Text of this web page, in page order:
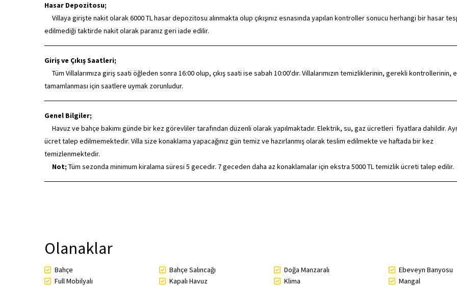
Hasar Depozitosu;
Villaya girişte nakit olarak 6000 TL hasar depozitosu alınmakta olup çıkışınız esnasında yapılan kontroller sonucu herhangi bir hasar
edilmediği taktirde nakit olarak paranız geri iade edilir.
Giriş ve Çıkış Saatleri;
Tüm Villalarımıza giriş saati öğleden sonra 16:00 olup, çıkış saati ise sabah 10:00'dır. Villalarımızın temizliklerinin, gerekli kontrollerinin,
tamamlanması için saatlere uymak zorunludur.
Genel Bilgiler;
Havuz ve bahçe bakımı günde bir kez görevliler tarafından düzenli olarak yapılmaktadır. Elektrik, su, gaz ücretleri fiyatlara dahildir.
ücret talep edilmemektedir. Villa size konaklama yapacağınız gün temiz ve hazırlanmış olarak teslim edilmekte ve haftada bir kez
temizlenmektedir.
Not; Tüm sezonda minimum kiralama süresi 5 gecedir. 7 geceden daha az konaklamalar için ekstra 5000 TL temizlik ücreti talep edilir.
Olanaklar
Bahçe Bahçe Salıncağı Doğa Manzaralı
Ebeveyn Banyosu
Full Mobilyalı
Kapalı Havuz Klima
Mangal